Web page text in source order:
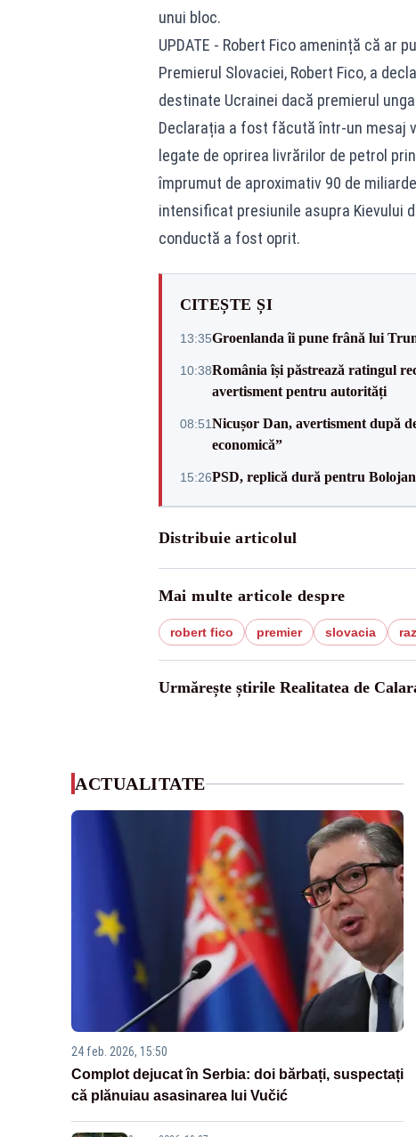
unui bloc.
UPDATE - Robert Fico amenință că ar
Premierul Slovaciei, Robert Fico, a
destinate Ucrainei dacă premierul
Declarația a fost făcută într-un mesaj
legate de oprirea livrărilor de petrol
împrumut de aproximativ 90 de
intensificat presiunile asupra Kievului
conductă a fost oprit.
CITEȘTE ȘI
13:35Groenlanda îi pune frână lui
10:38România își păstrează ratingul
avertisment pentru autorități
08:51Nicușor Dan, avertisment după
economică”
15:26PSD, replică dură pentru
Distribuie articolul
Mai multe articole despre
robert fico premier slovacia
Urmărește știrile Realitatea de
ACTUALITATE
24 feb. 2026, 15:50
Complot dejucat în Serbia: doi bărbați, suspectați
că plănuiau asasinarea lui Vučić